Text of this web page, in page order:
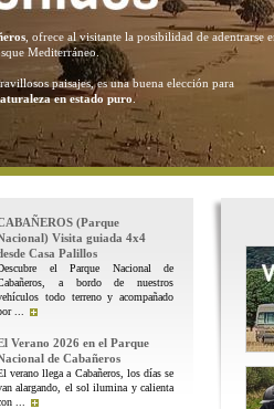
, ofrece al visitante la posibilidad de adentrarse
Mediterráneo.
paisajes, es una buena elección para
en estado puro .
(Parque
Visita guiada 4x4
Casa Palillos
el Parque Nacional de
a bordo de nuestros
todo terreno y acompañado
...
Verano 2026 en el Parque
de Cabañeros
verano llega a Cabañeros, los días se
alargando, el sol ilumina y calienta
...